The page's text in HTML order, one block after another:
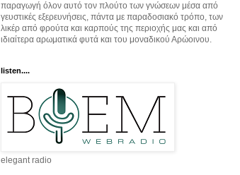
παραγωγή όλον αυτό τον πλούτο των γνώσεων μέσα από
γευστικές εξερευνήσεις, πάντα με παραδοσιακό τρόπο, των
λικέρ από φρούτα και καρπούς της περιοχής μας και από
ιδιαίτερα αρωματικά φυτά και του μοναδικού Αρώοινου.
listen....
elegant radio